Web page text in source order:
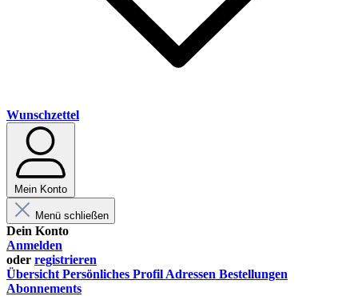
Wunschzettel
Mein Konto
Menü schließen
Dein Konto
Anmelden
oder registrieren
Übersicht Persönliches Profil Adressen Bestellungen
Abonnements